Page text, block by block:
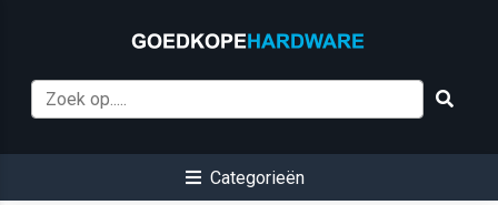
Categorieën